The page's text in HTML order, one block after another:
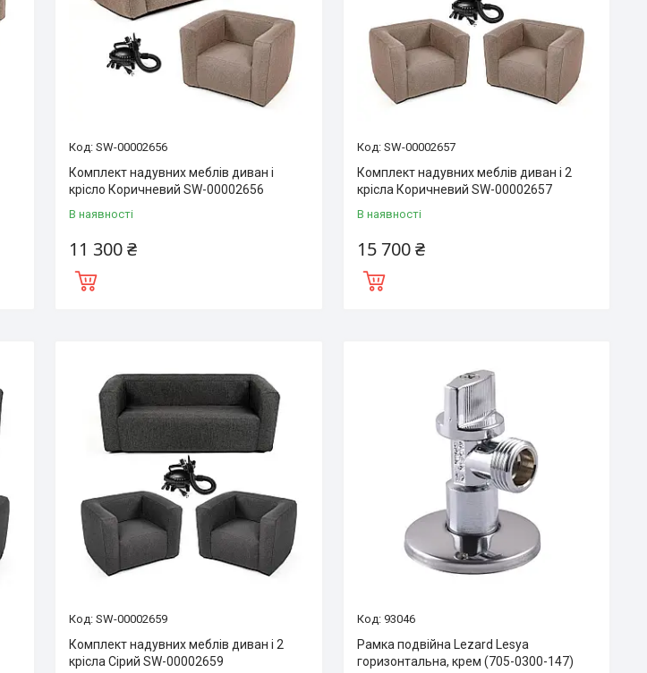
SW-00002656
Комплект надувних меблів диван і
крісло Коричневий SW-00002656
В наявності
11 300 ₴
SW-00002657
Комплект надувних меблів диван і 2
крісла Коричневий SW-00002657
В наявності
15 700 ₴
SW-00002659
Комплект надувних меблів диван і 2
крісла Сірий SW-00002659
93046
Рамка подвійна Lezard Lesya
горизонтальна, крем (705-0300-147)